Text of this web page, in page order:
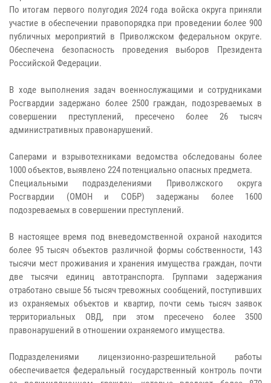
По итогам первого полугодия 2024 года войска округа приняли
участие в обеспечении правопорядка при проведении более 900
публичных мероприятий в Приволжском федеральном округе.
Обеспечена безопасность проведения выборов Президента
Российской Федерации.
В ходе выполнения задач военнослужащими и сотрудниками
Росгвардии задержано более 2500 граждан, подозреваемых в
совершении преступлений, пресечено более 26 тысяч
административных правонарушений.
Саперами и взрывотехниками ведомства обследованы более
1000 объектов, выявлено 224 потенциально опасных предмета.
Специальными подразделениями Приволжского округа
Росгвардии (ОМОН и СОБР) задержаны более 1600
подозреваемых в совершении преступлений.
В настоящее время под вневедомственной охраной находится
более 95 тысяч объектов различной формы собственности, 143
тысячи мест проживания и хранения имущества граждан, почти
две тысячи единиц автотранспорта. Группами задержания
отработано свыше 56 тысяч тревожных сообщений, поступивших
из охраняемых объектов и квартир, почти семь тысяч заявок
территориальных ОВД, при этом пресечено более 3500
правонарушений в отношении охраняемого имущества.
Подразделениями лицензионно-разрешительной работы
обеспечивается федеральный государственный контроль почти